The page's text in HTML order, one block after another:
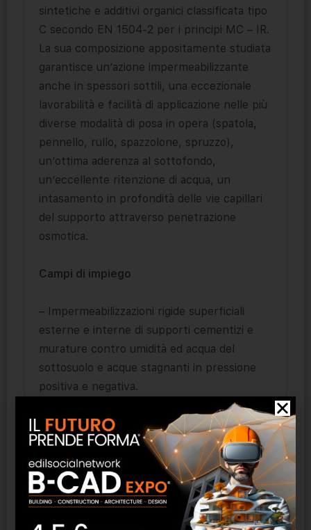
sintetiche e additivi organici classificata tipo
C secondo EN 1504-2 per i principi MC – IR.
La sua composizione appositamente studiata
garantisce un’azione impermeabilizzante
anche in spessori sottili, una eccezionale
lavorabilità e facilità di applicazione nelle più
diverse modalità di posa in opera (spatola,
pennello, rullo, spazzolone, spruzzo),
un’ottima aderenza al sottofondo,
un’eccellente ritenzione di acqua, un
intasamento in profondità delle vie capillari
del supporto attraverso penetrazione
osmotica.
Campi di impiego
– Impermeabilizzazioni rigide superficiali
esterne e interne di supporti cementizi e
murature contro umidità ed acqua del
sottosuolo e acque stagnanti in pressione
positiva e negativa.
– Impermeabilizzazione in controspinta
(pressione negativa) di muri di fondazione
contro terra, platee di
fondazione,basamenti, scantinati, fosse di
ascensori, piscine, gallerie, cunicoli, vasche
e serbatoi di acqua , sottopassaggi.
– Impermeabilizzazione in situazione di